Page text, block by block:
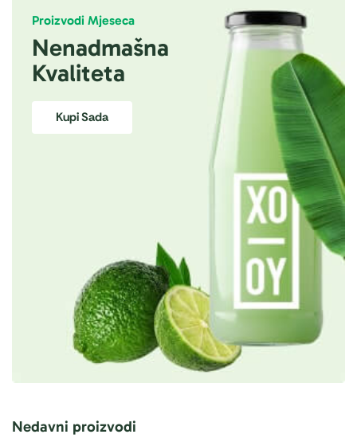
Proizvodi Mjeseca
Nenadmašna
Kvaliteta
Kupi Sada
Nedavni proizvodi